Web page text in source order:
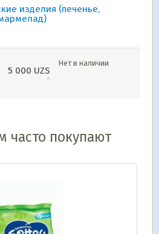
изделия (печенье,
5 000 UZS
Нет в наличии
часто покупают